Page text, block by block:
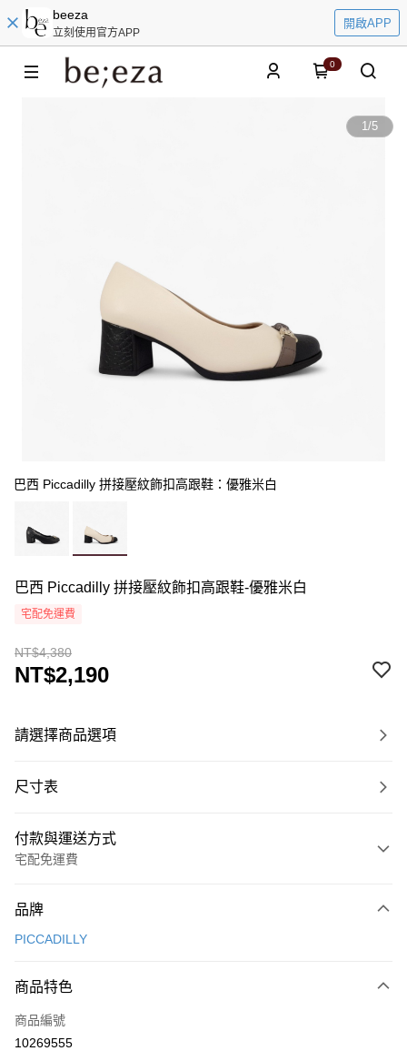
beeza
立刻使用官方APP
開啟APP
0
1/5
巴西 Piccadilly 拼接壓紋飾扣高跟鞋：優雅米白
巴西 Piccadilly 拼接壓紋飾扣高跟鞋-優雅米白
宅配免運費
NT$4,380
NT$2,190
請選擇商品選項
尺寸表
付款與運送方式
宅配免運費
信用卡一次付款
LINE Pay
Apple Pay
品牌
PICCADILLY
商品特色
商品編號
10269555